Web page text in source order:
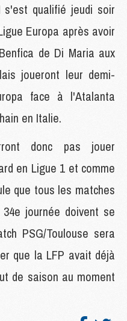
s'est qualifié jeudi soir
Europa après avoir
de Di Maria aux
joueront leur demi-
face à l'Atalanta
en Italie.
donc pas jouer
en Ligue 1 et comme
que tous les matches
journée doivent se
PSG/Toulouse sera
que la LFP avait déjà
de saison au moment